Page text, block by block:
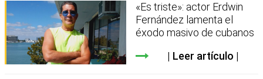
«Es triste»: actor Erdwin
Fernández lamenta el
éxodo masivo de cubanos
Leer artículo